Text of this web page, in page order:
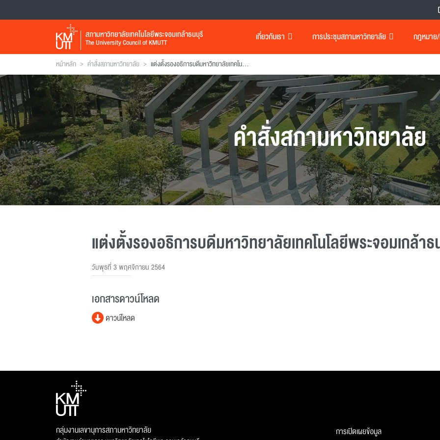
สภามหาวิทยาลัยเทคโนโลยีพระจอมเกล้าธนบุรี
The University Council of KMUTT เกี่ยวกับเรา การประชุมสภามหาวิทยาลัย กฎหมาย/
หน้าหลัก > คำสั่งสภามหาวิทยาลัย > แต่งตั้งรองอธิการบดีมหาวิทยาลัยเทคโนโลยีพระจอมเกล้าธนบุรี
คำสั่งสภามหาวิทยาลัย
แต่งตั้งรองอธิการบดีมหาวิทยาลัยเทคโนโลยีพระจอมเกล้า
วันพุธที่ 3 พฤศจิกายน 2564
เอกสารดาวน์โหลด
ดาวน์โหลด
กลุ่มงานเลขานุการสภามหาวิทยาลัย การเปิดเผยข้อมูล